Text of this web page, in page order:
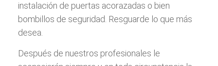
instalación de puertas acorazadas o bien
bombillos de seguridad. Resguarde lo que más
desea.
Después de nuestros profesionales le